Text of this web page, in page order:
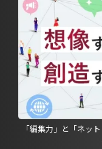
「編集力」と「ネッ